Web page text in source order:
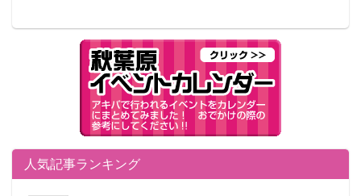
ENTER」のコード入力により画面の一部分が発光。そ
の後、サイガフォンをサイガドライバーにセットする
ことで仮面ライダーサイガへの変身音が発動する。
人気記事ランキング